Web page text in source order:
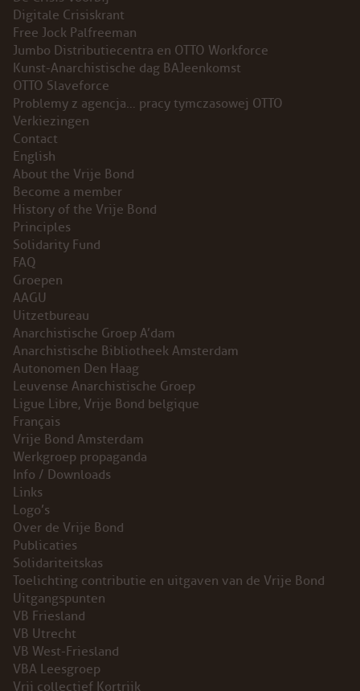
INSTAGRAM
BLUESKY
ENGLISH
ABOUT THE VRIJE BOND
PRINCIPLES
BECOME A MEMBER
SOLIDARITY FUND
HISTORY OF THE VRIJE BOND
FREE ASSOCIATION
Digitale Crisiskrant
Free Jock Palfreeman
Jumbo Distributiecentra en OTTO Workforce
Kunst-Anarchistische dag BAJeenkomst
OTTO Slaveforce
Problemy z agencja… pracy tymczasowej OTTO
Verkiezingen
Contact
English
About the Vrije Bond
Become a member
History of the Vrije Bond
Principles
Solidarity Fund
FAQ
Groepen
AAGU
Uitzetbureau
Anarchistische Groep A’dam
Anarchistische Bibliotheek Amsterdam
Autonomen Den Haag
Leuvense Anarchistische Groep
Ligue Libre, Vrije Bond belgique
Français
Vrije Bond Amsterdam
Werkgroep propaganda
Info / Downloads
Links
Logo’s
Over de Vrije Bond
Publicaties
Solidariteitskas
Toelichting contributie en uitgaven van de Vrije Bond
Uitgangspunten
VB Friesland
VB Utrecht
VB West-Friesland
VBA Leesgroep
Vrij collectief Kortrijk